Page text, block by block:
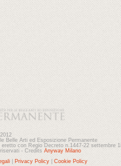
Belle Arti ed Esposizione Permanente
eretto con Regio Decreto n.1447-22 settembre
- Credits Anyway Milano
Privacy Policy Cookie Policy